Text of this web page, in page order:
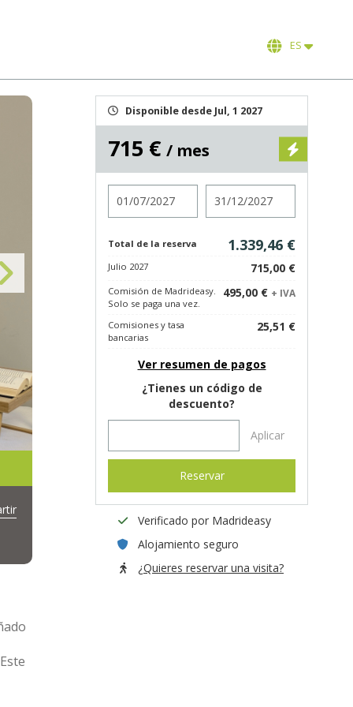
ES
Disponible desde Jul, 1 2027
715 € / mes
Total de la reserva 1.339,46 €
Julio 2027 715,00 €
Comisión de Madrideasy.
Solo se paga una vez.
495,00 € + IVA
Comisiones y tasa
bancarias
25,51 €
Ver resumen de pagos
¿Tienes un código de
descuento?
Aplicar
Reservar
Verificado por Madrideasy
Alojamiento seguro
¿Quieres reservar una visita?